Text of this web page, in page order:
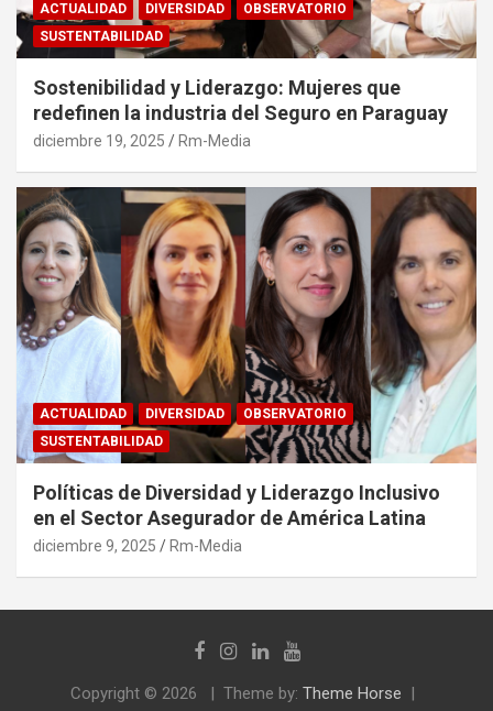
ACTUALIDAD DIVERSIDAD
OBSERVATORIO
SUSTENTABILIDAD
Sostenibilidad y Liderazgo: Mujeres que
redefinen la industria del Seguro en Paraguay
diciembre 19, 2025 Rm-Media
ACTUALIDAD DIVERSIDAD
OBSERVATORIO
SUSTENTABILIDAD
Políticas de Diversidad y Liderazgo Inclusivo
en el Sector Asegurador de América Latina
diciembre 9, 2025 Rm-Media
Copyright © 2026 Theme by: Theme Horse